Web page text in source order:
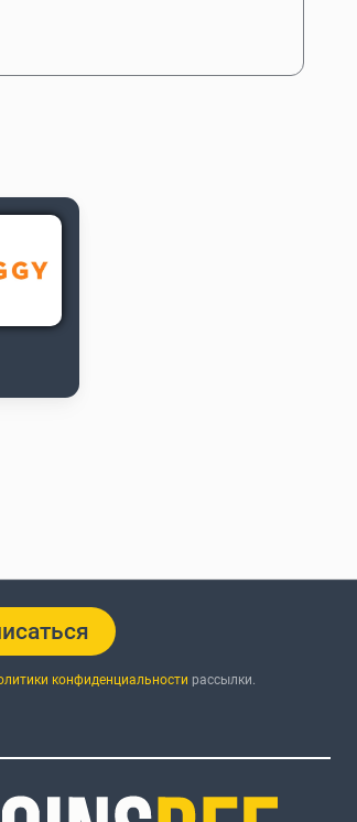
конфиденциальности рассылки.